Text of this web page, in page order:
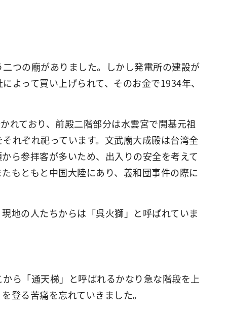
つの廟がありました。しかし発電所の建設が
よって買い上げられて、そのお金で1934年、
れており、前殿二階部分は水雲宮で開基元祖
れぞれ祀っています。文武廟大成殿は台湾全
ら参拝客が多いため、出入りの安全を考えて
もともと中国大陸にあり、義和団事件の際に
地の人たちからは「呉火獅」と呼ばれていま
ら「通天梯」と呼ばれるかなり急な階段を上
登る苦痛を忘れていきました。